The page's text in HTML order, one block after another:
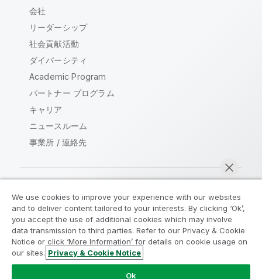
会社
リーダーシップ
社会貢献活動
ダイバーシティ
Academic Program
パートナー プログラム
キャリア
ニュースルーム
事業所 / 連絡先
Qlik コミュニティ
法的契約 製品規約
Legal Policies
リーガルポリシー
利用規約
Do Not Share My Info
We use cookies to improve your experience with our websites
and to deliver content tailored to your interests. By clicking ‘Ok’,
you accept the use of additional cookies which may involve
data transmission to third parties. Refer to our Privacy & Cookie
Notice or click ‘More Information’ for details on cookie usage on
our sites. Privacy & Cookie Notice
Ok